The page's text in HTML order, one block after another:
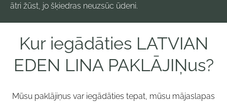
ātri žūst, jo šķiedras neuzsūc ūdeni.
Kur iegādāties LATVIAN
EDEN LINA PAKLĀJIŅus?
Mūsu paklājiņus var iegādāties tepat, mūsu mājaslapas